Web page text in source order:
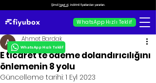
Şimdi kayıt ol, indirimli fiyatlardan yararlan.
WhatsApp Hızlı Teklif
E ticaret te ödeme dolandırıcılığını
önlemenin 8 yolu
Ahmet Bardak
Güncelleme tarihi: 1 Eyl 2023
WhatsApp Hızlı Teklif